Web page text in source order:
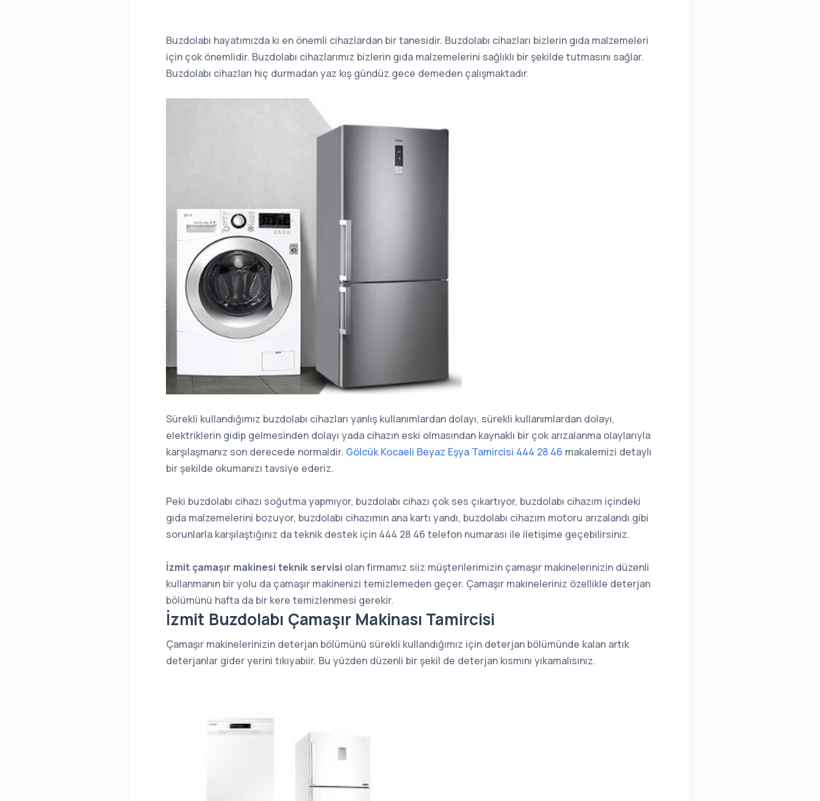
Buzdolabı hayatımızda ki en önemli cihazlardan bir tanesidir. Buzdolabı cihazları bizlerin gıda malzemeleri
için çok önemlidir. Buzdolabı cihazlarımız bizlerin gıda malzemelerini sağlıklı bir şekilde tutmasını sağlar.
Buzdolabı cihazları hiç durmadan yaz kış gündüz gece demeden çalışmaktadır.
Sürekli kullandığımız buzdolabı cihazları yanlış kullanımlardan dolayı, sürekli kullanımlardan dolayı,
elektriklerin gidip gelmesinden dolayı yada cihazın eski olmasından kaynaklı bir çok arızalanma olaylarıyla
karşılaşmanız son derecede normaldir. Gölcük Kocaeli Beyaz Eşya Tamircisi 444 28 46 makalemizi detaylı
bir şekilde okumanızı tavsiye ederiz.
Peki buzdolabı cihazı soğutma yapmıyor, buzdolabı cihazı çok ses çıkartıyor, buzdolabı cihazım içindeki
gıda malzemelerini bozuyor, buzdolabı cihazımın ana kartı yandı, buzdolabı cihazım motoru arızalandı gibi
sorunlarla karşılaştığınız da teknik destek için 444 28 46 telefon numarası ile iletişime geçebilirsiniz.
İzmit çamaşır makinesi teknik servisi olan firmamız siiz müşterilerimizin çamaşır makinelerinizin düzenli
kullanmanın bir yolu da çamaşır makinenizi temizlemeden geçer. Çamaşır makineleriniz özellikle deterjan
bölümünü hafta da bir kere temizlenmesi gerekir.
İzmit Buzdolabı Çamaşır Makinası Tamircisi
Çamaşır makinelerinizin deterjan bölümünü sürekli kullandığımız için deterjan bölümünde kalan artık
deterjanlar gider yerini tıkıyabiir. Bu yüzden düzenli bir şekil de deterjan kısmını yıkamalısınız.